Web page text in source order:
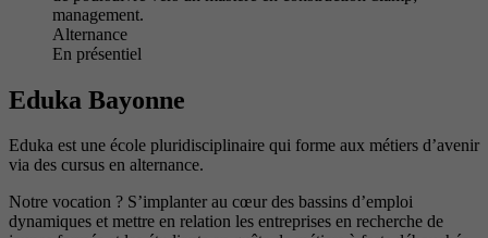
management.
Alternance
En présentiel
Eduka Bayonne
Eduka est une école pluridisciplinaire qui forme aux métiers d’avenir
via des cursus en alternance.
Notre vocation ? S’implanter au cœur des bassins d’emploi
dynamiques et mettre en relation les entreprises en recherche de